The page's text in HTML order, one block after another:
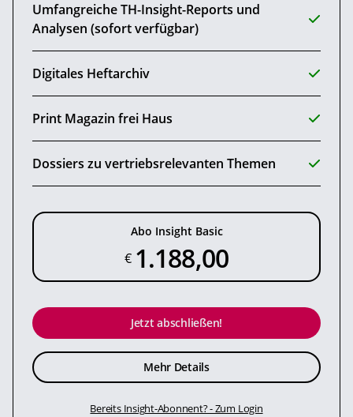
Umfangreiche TH-Insight-Reports und
Analysen (sofort verfügbar)
Digitales Heftarchiv
Print Magazin frei Haus
Dossiers zu vertriebsrelevanten Themen
Abo Insight Basic
€ 1.188,00
Jetzt abschließen!
Mehr Details
Bereits Insight-Abonnent? - Zum Login